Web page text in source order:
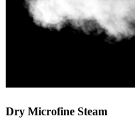
Dry Microfine Steam